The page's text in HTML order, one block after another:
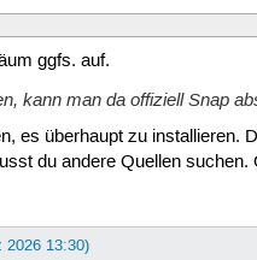
ggfs. auf.
kann man da offiziell Snap
es überhaupt zu installieren.
du andere Quellen
2026 13:30)